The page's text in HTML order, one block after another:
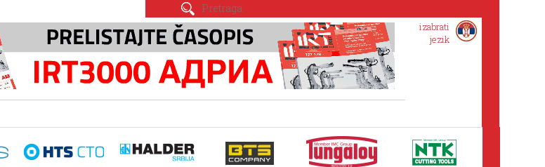
izabrati
jezik